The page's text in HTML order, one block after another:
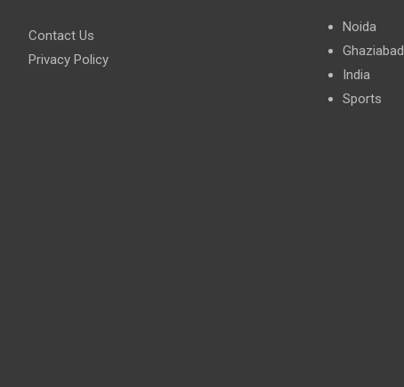
Contact Us
Privacy Policy
Noida
Ghaziabad
India
Sports